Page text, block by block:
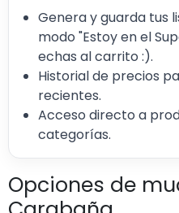
Genera y guarda tus
modo "Estoy en el
echas al carrito :).
Historial de precios
recientes.
Acceso directo a
categorías.
Opciones de